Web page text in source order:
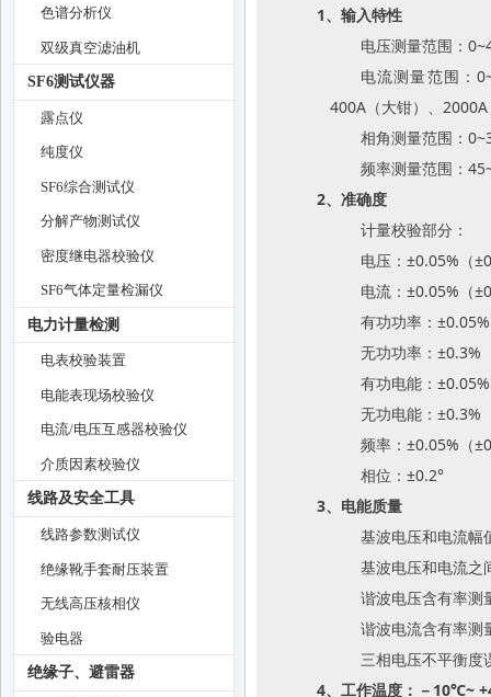
1、输入特性
电压测量范围：
电流测量范围：
400A（大钳）、
相角测量范围：
频率测量范围：
2、准确度
计量校验部分：
电压：±0.05%（
电流：±0.05%（
有功功率：
无功功率：±0.3%
有功电能：
无功电能：±0.3%
频率：±0.05%（
相位：±0.2°
3、电能质量
基波电压和电流幅
基波电压和电流之
谐波电压含有率测
谐波电流含有率测
三相电压不平衡度
4、工作温度：－10℃~
色谱分析仪
双级真空滤油机
SF6测试仪器
露点仪
纯度仪
SF6综合测试仪
分解产物测试仪
密度继电器校验仪
SF6气体定量检漏仪
电力计量检测
电表校验装置
电能表现场校验仪
电流/电压互感器校验仪
介质因素校验仪
线路及安全工具
线路参数测试仪
绝缘靴手套耐压装置
无线高压核相仪
验电器
绝缘子、避雷器